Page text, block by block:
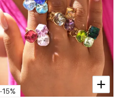
-15%